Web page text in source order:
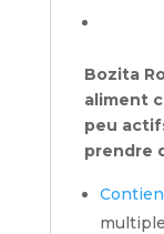
Bozita
aliment
peu
prendre